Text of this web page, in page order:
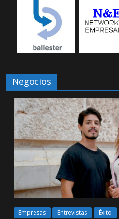
Negocios
Empresas Entrevistas Éxito